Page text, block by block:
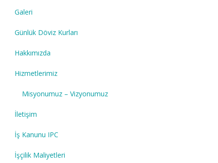
Galeri
Günlük Döviz Kurları
Hakkımızda
Hizmetlerimiz
Misyonumuz – Vizyonumuz
İletişim
İş Kanunu IPC
İşçilik Maliyetleri